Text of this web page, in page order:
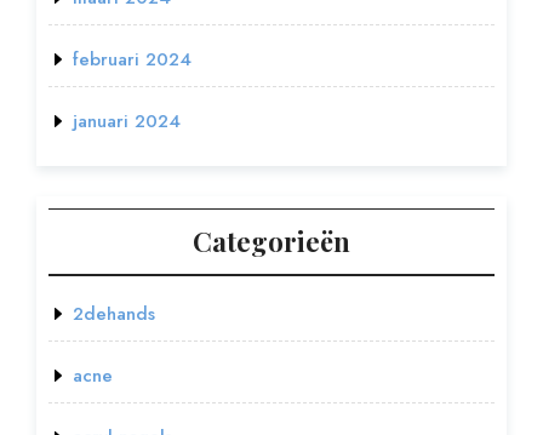
februari 2024
januari 2024
Categorieën
2dehands
acne